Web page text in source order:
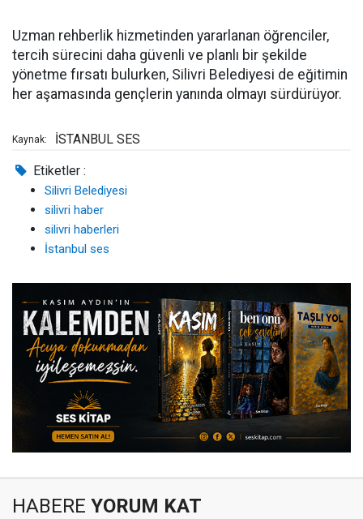
Uzman rehberlik hizmetinden yararlanan öğrenciler,
tercih sürecini daha güvenli ve planlı bir şekilde
yönetme fırsatı bulurken, Silivri Belediyesi de eğitimin
her aşamasında gençlerin yanında olmayı sürdürüyor.
Kaynak: İSTANBUL SES
Etiketler :
Silivri Belediyesi
silivri haber
silivri haberleri
İstanbul ses
HABERE YORUM KAT